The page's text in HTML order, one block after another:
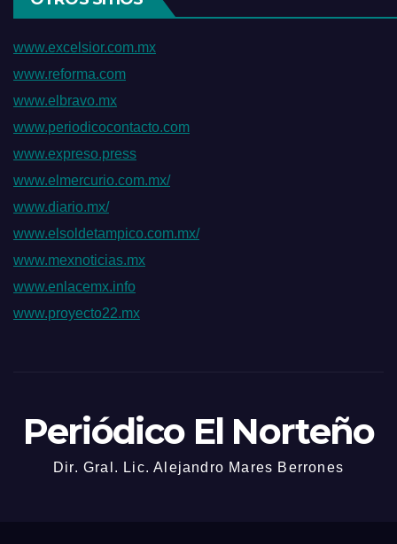
www.excelsior.com.mx
www.reforma.com
www.elbravo.mx
www.periodicocontacto.com
www.expreso.press
www.elmercurio.com.mx/
www.diario.mx/
www.elsoldetampico.com.mx/
www.mexnoticias.mx
www.enlacemx.info
www.proyecto22.mx
Periódico El Norteño
Dir. Gral. Lic. Alejandro Mares Berrones